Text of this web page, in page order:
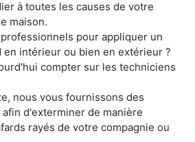
à toutes les causes de votre
maison.
pour appliquer un
en intérieur ou bien en extérieur ?
compter sur les techniciens
nous vous fournissons des
d'exterminer de manière
rayés de votre compagnie ou